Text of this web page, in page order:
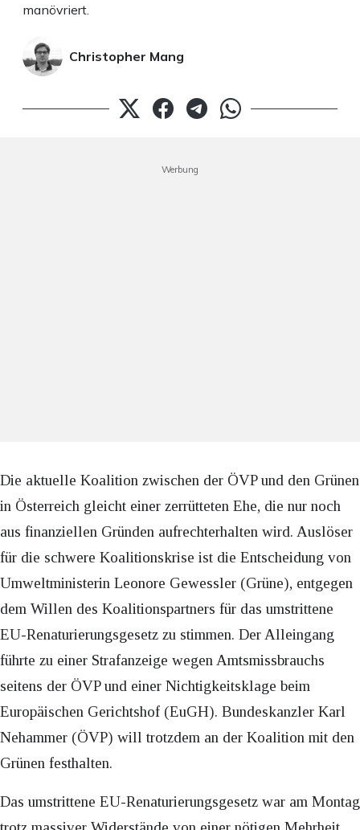
manövriert.
Christopher Mang
Werbung
Die aktuelle Koalition zwischen der ÖVP und den Grünen
in Österreich gleicht einer zerrütteten Ehe, die nur noch
aus finanziellen Gründen aufrechterhalten wird. Auslöser
für die schwere Koalitionskrise ist die Entscheidung von
Umweltministerin Leonore Gewessler (Grüne), entgegen
dem Willen des Koalitionspartners für das umstrittene
EU-Renaturierungsgesetz zu stimmen. Der Alleingang
führte zu einer Strafanzeige wegen Amtsmissbrauchs
seitens der ÖVP und einer Nichtigkeitsklage beim
Europäischen Gerichtshof (EuGH). Bundeskanzler Karl
Nehammer (ÖVP) will trotzdem an der Koalition mit den
Grünen festhalten.
Das umstrittene EU-Renaturierungsgesetz war am Montag